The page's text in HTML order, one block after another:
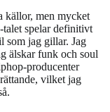
källor, men mycket
spelar definitivt
som jag gillar. Jag
älskar funk och soul
producenter
vilket jag